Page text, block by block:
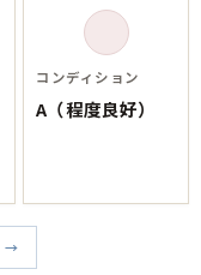
コンディション
A（程度良好）